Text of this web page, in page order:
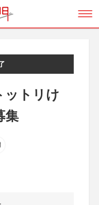
ットリけ
集